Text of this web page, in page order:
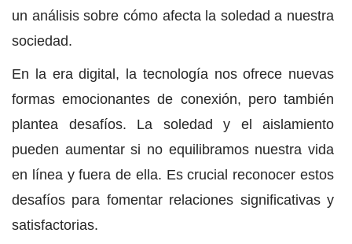
un análisis sobre cómo afecta la soledad a nuestra
sociedad.
En la era digital, la tecnología nos ofrece nuevas
formas emocionantes de conexión, pero también
plantea desafíos. La soledad y el aislamiento
pueden aumentar si no equilibramos nuestra vida
en línea y fuera de ella. Es crucial reconocer estos
desafíos para fomentar relaciones significativas y
satisfactorias.